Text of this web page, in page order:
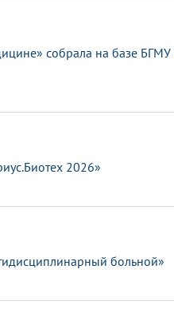
собрала на базе
2026»
больной»